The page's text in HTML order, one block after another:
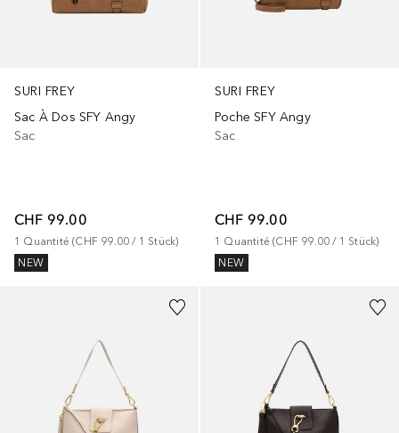
SURI FREY
Sac À Dos SFY Angy
Sac
CHF 99.00
1 Quantité (CHF 99.00 / 1 Stück)
NEW
SURI FREY
Poche SFY Angy
Sac
CHF 99.00
1 Quantité (CHF 99.00 / 1 Stück)
NEW